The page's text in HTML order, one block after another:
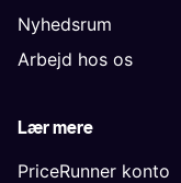
Nyhedsrum
Arbejd hos os
Lær mere
PriceRunner konto